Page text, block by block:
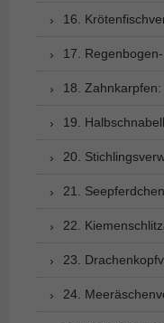
16.
17.
18.
19.
20.
21.
22.
23.
24.